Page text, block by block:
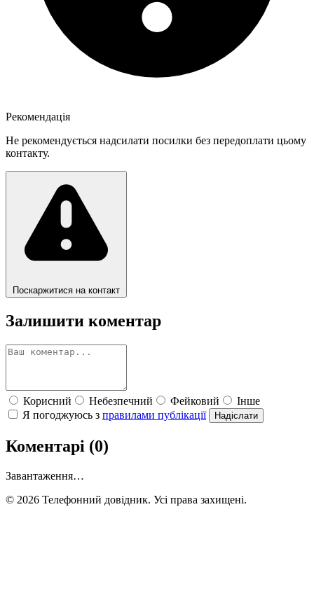
Рекомендація
Не рекомендується надсилати посилки без передоплати цьому
контакту.
Поскаржитися на контакт
Залишити коментар
Корисний Небезпечний Фейковий
Інше
Я погоджуюсь з правилами публікації Надіслати
Коментарі (0)
Завантаження…
© 2026 Телефонний довідник. Усі права захищені.